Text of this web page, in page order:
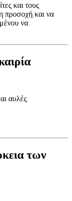
και τους
προσοχή και να
να
αυλές
των